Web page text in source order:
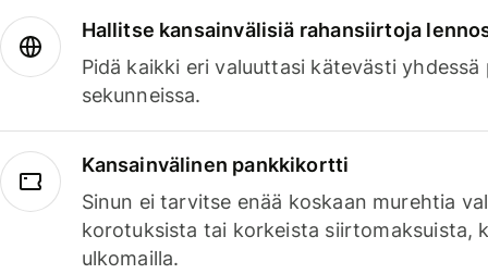
Hallitse kansainvälisiä rahansiirtoja
Pidä kaikki eri valuuttasi kätevästi yhdessä
sekunneissa.
Kansainvälinen pankkikortti
Sinun ei tarvitse enää koskaan murehtia
korotuksista tai korkeista siirtomaksuista,
ulkomailla.